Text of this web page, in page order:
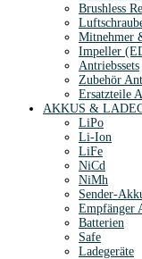
Brushless
Mitnehmer
Impeller
Antriebssets
Zubehör
Ersatzteile
AKKUS &
LiPo
Li-Ion
LiFe
NiCd
NiMh
Sender-
Empfänger
Batterien
Safe
Ladegeräte